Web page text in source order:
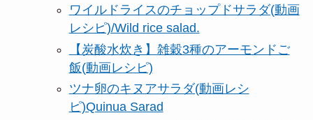
ワイルドライスのチョップドサラダ(動画
レシピ)/Wild rice salad.
【炭酸水炊き】雑穀3種のアーモンドご
飯(動画レシピ)
ツナ卵のキヌアサラダ(動画レシ
ピ)Quinua Sarad